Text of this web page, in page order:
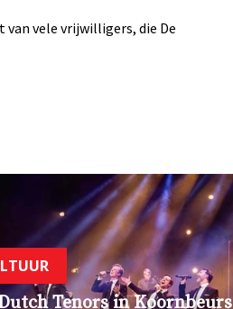
vele vrijwilligers, die De
Tenors in Koornbeurs